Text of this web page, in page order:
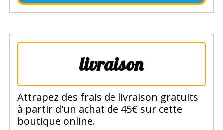
livraison
Attrapez des frais de livraison gratuits
à partir d'un achat de 45€ sur cette
boutique online.